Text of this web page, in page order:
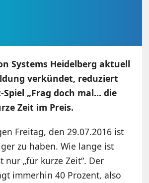
Systems Heidelberg aktuell
verkündet, reduziert
Spiel „Frag doch mal… die
Zeit im Preis.
Freitag, den 29.07.2016 ist
zu haben. Wie lange ist
nur „für kurze Zeit“. Der
immerhin 40 Prozent, also